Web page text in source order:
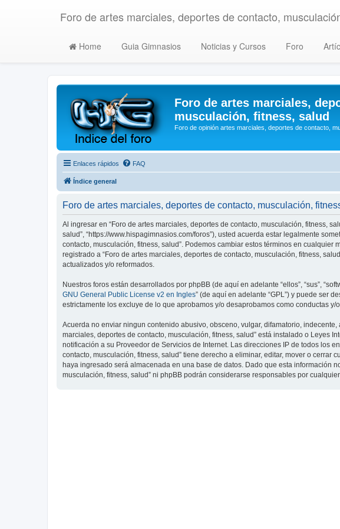
Foro de artes marciales, deportes de contacto,
Home Guia Gimnasios Noticias y Cursos Foro
Foro de artes marciales,
musculación, fitness, salud
Foro de opinión artes marciales, deportes de contacto,
Enlaces rápidos FAQ
Índice general
Foro de artes marciales, deportes de contacto, musculación,
Al ingresar en “Foro de artes marciales, deportes de contacto, musculación, fitness,
salud”, “https://www.hispagimnasios.com/foros”), usted acuerda estar legalmente
contacto, musculación, fitness, salud”. Podemos cambiar estos términos en
registrado a “Foro de artes marciales, deportes de contacto, musculación, fitness,
actualizados y/o reformados.
Nuestros foros están desarrollados por phpBB (de aquí en adelante “ellos”, “sus”,
GNU General Public License v2 en Ingles” (de aquí en adelante “GPL”) y puede ser
estrictamente los excluye de lo que aprobamos y/o desaprobamos como conductas
Acuerda no enviar ningun contenido abusivo, obsceno, vulgar, difamatorio,
marciales, deportes de contacto, musculación, fitness, salud” está instalado o Leyes
notificación a su Proveedor de Servicios de Internet. Las direcciones IP de todos los
contacto, musculación, fitness, salud” tiene derecho a eliminar, editar, mover o
haya ingresado será almacenada en una base de datos. Dado que esta información
musculación, fitness, salud” ni phpBB podrán considerarse responsables por